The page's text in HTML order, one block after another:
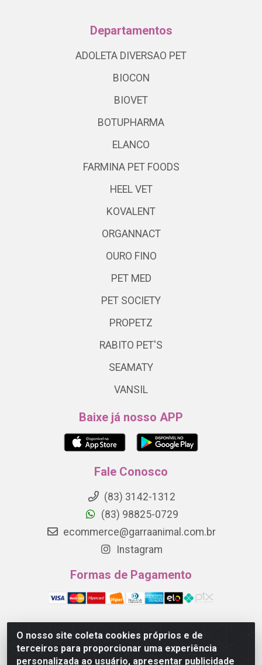
O nosso site coleta cookies próprios e de
terceiros para proporcionar uma experiência
personalizada ao usuário, apresentar publicidade
Departamentos
ADOLETA DIVERSAO PET
BIOCON
BIOVET
BOTUPHARMA
ELANCO
FARMINA PET FOODS
HEEL VET
KOVALENT
ORGANNACT
OURO FINO
PET MED
PET SOCIETY
PROPETZ
RABITO PET'S
SEAMATY
VANSIL
Baixe já nosso APP
Fale Conosco
(83) 3142-1312
(83) 98825-0729
ecommerce@garraanimal.com.br
Instagram
Formas de Pagamento
Garra Animal - Rua Quinze de Novembro, 1120 - Jardim
Continental - Campina Grande/PB - CEP 58.403-290 -